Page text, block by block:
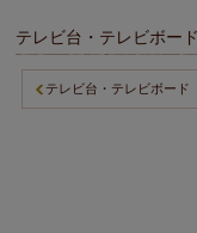
テレビ台・テレビボー
テレビ台・テレビボード